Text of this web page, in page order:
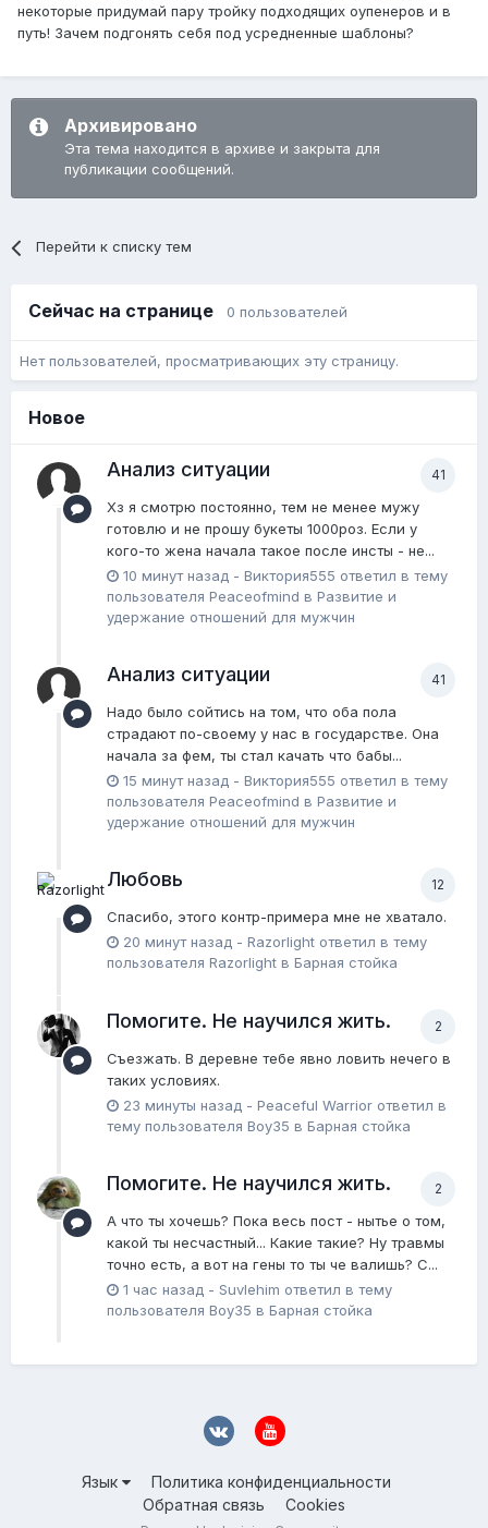
некоторые придумай пару тройку подходящих оупенеров и в
путь! Зачем подгонять себя под усредненные шаблоны?
Архивировано
Эта тема находится в архиве и закрыта для
публикации сообщений.
Перейти к списку тем
Сейчас на странице 0 пользователей
Нет пользователей, просматривающих эту страницу.
Новое
41
Анализ ситуации
Хз я смотрю постоянно, тем не менее мужу
готовлю и не прошу букеты 1000роз. Если у
кого-то жена начала такое после инсты - не...
10 минут назад - Виктория555 ответил в тему
пользователя Peaceofmind в Pазвитие и
удержание отношений для мужчин
41
Анализ ситуации
Надо было сойтись на том, что оба пола
страдают по-своему у нас в государстве. Она
начала за фем, ты стал качать что бабы...
15 минут назад - Виктория555 ответил в тему
пользователя Peaceofmind в Pазвитие и
удержание отношений для мужчин
12
Любовь
Спасибо, этого контр-примера мне не хватало.
20 минут назад - Razorlight ответил в тему
пользователя Razorlight в Барная стойка
2
Помогите. Не научился жить.
Съезжать. В деревне тебе явно ловить нечего в
таких условиях.
23 минуты назад - Peaceful Warrior ответил в
тему пользователя Boy35 в Барная стойка
2
Помогите. Не научился жить.
А что ты хочешь? Пока весь пост - нытье о том,
какой ты несчастный... Какие такие? Ну травмы
точно есть, а вот на гены то ты че валишь? С...
1 час назад - Suvlehim ответил в тему
пользователя Boy35 в Барная стойка
Язык
Политика конфиденциальности
Обратная связь
Cookies